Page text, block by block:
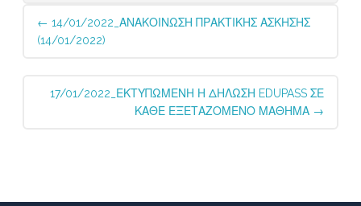
Post
navigation
← 14/01/2022_ΑΝΑΚΟΙΝΩΣΗ ΠΡΑΚΤΙΚΗΣ ΑΣΚΗΣΗΣ
(14/01/2022)
17/01/2022_ΕΚΤΥΠΩΜΕΝΗ Η ΔΗΛΩΣΗ EDUPASS ΣΕ
ΚΑΘΕ ΕΞΕΤΑΖΟΜΕΝΟ ΜΑΘΗΜΑ →